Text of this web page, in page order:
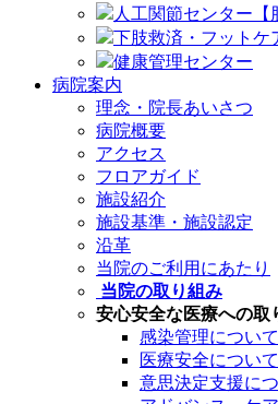
人工関節センター【
下肢救済・フットケ
健康管理センター
病院案内
理念・院長あいさつ
病院概要
アクセス
フロアガイド
施設紹介
施設基準・施設認定
沿革
当院のご利用にあたり
当院の取り組み
安心安全な医療への取
感染管理について
医療安全について
意思決定支援に